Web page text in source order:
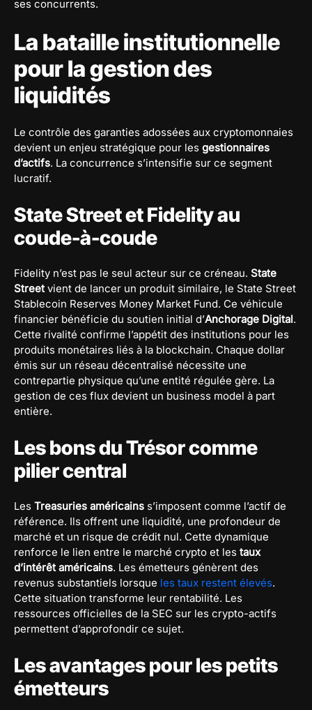
ses concurrents.
La bataille institutionnelle
pour la gestion des
liquidités
Le contrôle des garanties adossées aux cryptomonnaies
devient un enjeu stratégique pour les gestionnaires
d’actifs. La concurrence s’intensifie sur ce segment
lucratif.
State Street et Fidelity au
coude-à-coude
Fidelity n’est pas le seul acteur sur ce créneau. State
Streetvient de lancer un produit similaire, le State Street
Stablecoin Reserves Money Market Fund. Ce véhicule
financier bénéficie du soutien initial d’Anchorage Digital.
Cette rivalité confirme l’appétit des institutions pour les
produits monétaires liés à la blockchain. Chaque dollar
émis sur un réseau décentralisé nécessite une
contrepartie physique qu’une entité régulée gère. La
gestion de ces flux devient un business model à part
entière.
Les bons du Trésor comme
pilier central
Les Treasuries américains s’imposent comme l’actif de
référence. Ils offrent une liquidité, une profondeur de
marché et un risque de crédit nul. Cette dynamique
renforce le lien entre le marché crypto et les taux
d’intérêt américains. Les émetteurs génèrent des
revenus substantiels lorsque les taux restent élevés.
Cette situation transforme leur rentabilité. Les
ressources officielles de la SEC sur les crypto-actifs
permettent d’approfondir ce sujet.
Les avantages pour les petits
émetteurs